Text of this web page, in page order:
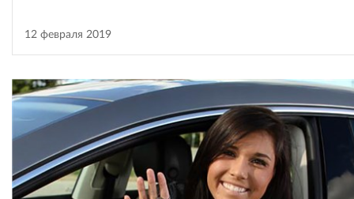
12 февраля 2019